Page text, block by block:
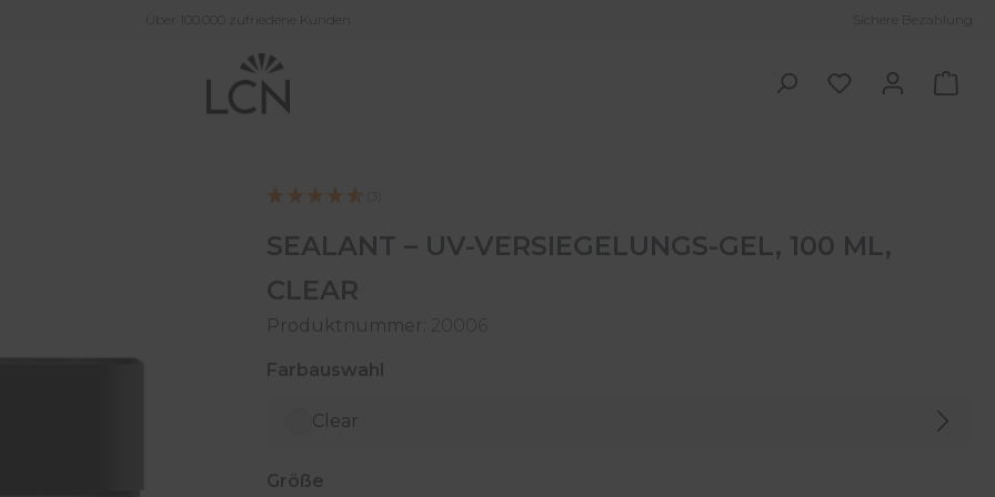
Über 100.000 zufriedene Kunden Sichere Bezahlung
SEALANT – UV-VERSIEGELUNGS-GEL, 100 ML,
CLEAR
Produktnummer:
Farbauswahl
Clear
Größe